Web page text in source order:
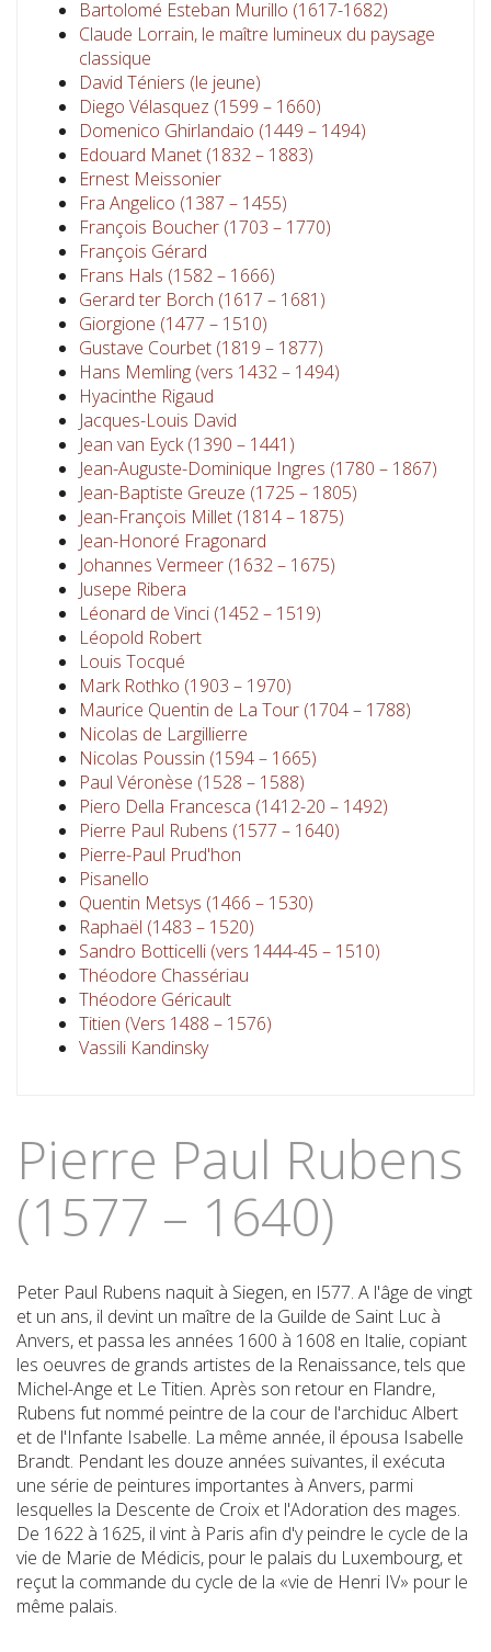
Bartolomé Esteban Murillo (1617-1682)
Claude Lorrain, le maître lumineux du paysage
classique
David Téniers (le jeune)
Diego Vélasquez (1599 – 1660)
Domenico Ghirlandaio (1449 – 1494)
Edouard Manet (1832 – 1883)
Ernest Meissonier
Fra Angelico (1387 – 1455)
François Boucher (1703 – 1770)
François Gérard
Frans Hals (1582 – 1666)
Gerard ter Borch (1617 – 1681)
Giorgione (1477 – 1510)
Gustave Courbet (1819 – 1877)
Hans Memling (vers 1432 – 1494)
Hyacinthe Rigaud
Jacques-Louis David
Jean van Eyck (1390 – 1441)
Jean-Auguste-Dominique Ingres (1780 – 1867)
Jean-Baptiste Greuze (1725 – 1805)
Jean-François Millet (1814 – 1875)
Jean-Honoré Fragonard
Johannes Vermeer (1632 – 1675)
Jusepe Ribera
Léonard de Vinci (1452 – 1519)
Léopold Robert
Louis Tocqué
Mark Rothko (1903 – 1970)
Maurice Quentin de La Tour (1704 – 1788)
Nicolas de Largillierre
Nicolas Poussin (1594 – 1665)
Paul Véronèse (1528 – 1588)
Piero Della Francesca (1412-20 – 1492)
Pierre Paul Rubens (1577 – 1640)
Pierre-Paul Prud'hon
Pisanello
Quentin Metsys (1466 – 1530)
Raphaël (1483 – 1520)
Sandro Botticelli (vers 1444-45 – 1510)
Théodore Chassériau
Théodore Géricault
Titien (Vers 1488 – 1576)
Vassili Kandinsky
Pierre Paul Rubens
(1577 – 1640)
Peter Paul Rubens naquit à Siegen, en I577. A l'âge de vingt
et un ans, il devint un maître de la Guilde de Saint Luc à
Anvers, et passa les années 1600 à 1608 en Italie, copiant
les oeuvres de grands artistes de la Renaissance, tels que
Michel-Ange et Le Titien. Après son retour en Flandre,
Rubens fut nommé peintre de la cour de l'archiduc Albert
et de l'Infante Isabelle. La même année, il épousa Isabelle
Brandt. Pendant les douze années suivantes, il exécuta
une série de peintures importantes à Anvers, parmi
lesquelles la Descente de Croix et l'Adoration des mages.
De 1622 à 1625, il vint à Paris afin d'y peindre le cycle de la
vie de Marie de Médicis, pour le palais du Luxembourg, et
reçut la commande du cycle de la «vie de Henri IV» pour le
même palais.